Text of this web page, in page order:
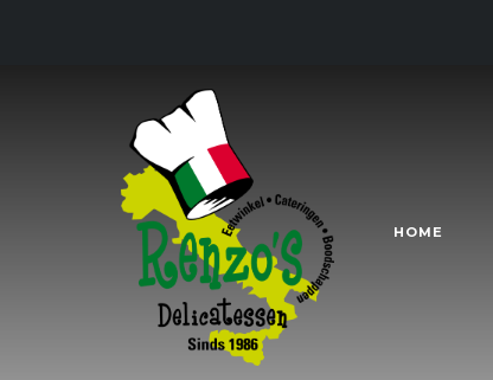
HOME